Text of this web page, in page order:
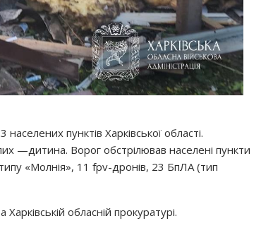
пунктів Харківської області.
—дитина. Ворог обстрілював населені пункти
«Молнія», 11 fpv-дронів, 23 БпЛА (тип
обласній прокуратурі.